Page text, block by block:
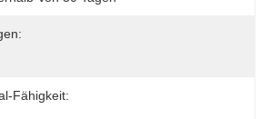
Fähigkeit: